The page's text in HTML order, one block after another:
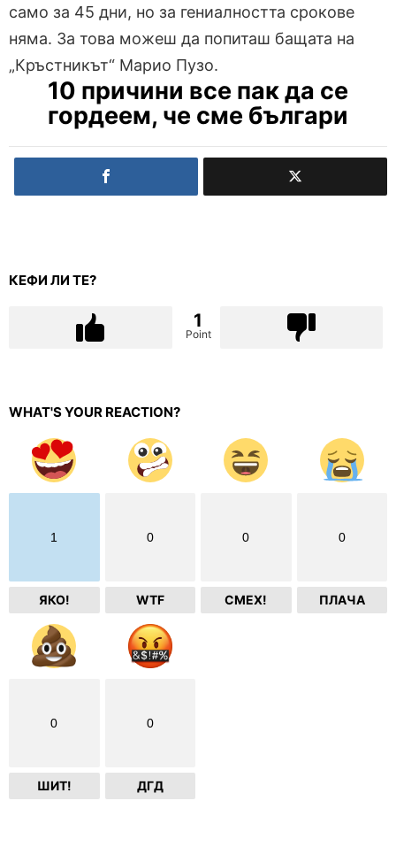
само за 45 дни, но за гениалността срокове
няма. За това можеш да попиташ бащата на
„Кръстникът“ Марио Пузо.
10 причини все пак да се
гордеем, че сме българи
КЕФИ ЛИ ТЕ?
1
Point
WHAT'S YOUR REACTION?
1
ЯКО!
0
WTF
0
СМЕХ!
0
ПЛАЧА
0
ШИТ!
0
ДГД